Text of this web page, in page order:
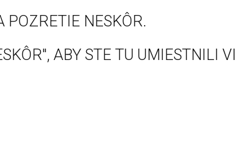
POZRETIE NESKÔR.
ABY STE TU UMIESTNILI